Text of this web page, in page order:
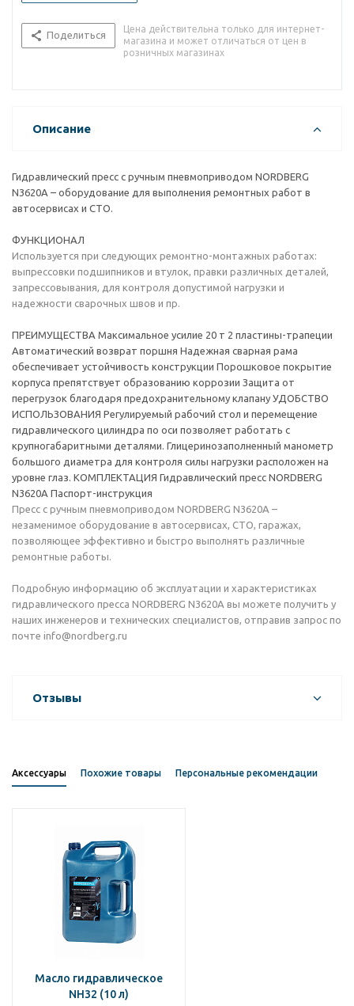
Поделиться
Цена действительна только для интернет-
магазина и может отличаться от цен в
розничных магазинах
Описание
Гидравлический пресс с ручным пневмоприводом NORDBERG
N3620A – оборудование для выполнения ремонтных работ в
автосервисах и СТО.
ФУНКЦИОНАЛ
Используется при следующих ремонтно-монтажных работах:
выпрессовки подшипников и втулок, правки различных деталей,
запрессовывания, для контроля допустимой нагрузки и
надежности сварочных швов и пр.
ПРЕИМУЩЕСТВА Максимальное усилие 20 т 2 пластины-трапеции
Автоматический возврат поршня Надежная сварная рама
обеспечивает устойчивость конструкции Порошковое покрытие
корпуса препятствует образованию коррозии Защита от
перегрузок благодаря предохранительному клапану УДОБСТВО
ИСПОЛЬЗОВАНИЯ Регулируемый рабочий стол и перемещение
гидравлического цилиндра по оси позволяет работать с
крупногабаритными деталями. Глицеринозаполненный манометр
большого диаметра для контроля силы нагрузки расположен на
уровне глаз. КОМПЛЕКТАЦИЯ Гидравлический пресс NORDBERG
N3620A Паспорт-инструкция
Пресс с ручным пневмоприводом NORDBERG N3620A –
незаменимое оборудование в автосервисах, СТО, гаражах,
позволяющее эффективно и быстро выполнять различные
ремонтные работы.
Подробную информацию об эксплуатации и характеристиках
гидравлического пресса NORDBERG N3620A вы можете получить у
наших инженеров и технических специалистов, отправив запрос по
почте info@nordberg.ru
Отзывы
Аксессуары Похожие товары Персональные рекомендации
Масло гидравлическое
NH32 (10 л)